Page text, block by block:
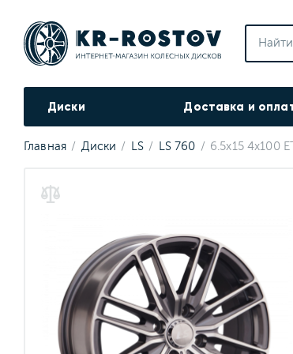
Диски Доставка и
Главная Диски LS LS 760 6.5x15 4x100